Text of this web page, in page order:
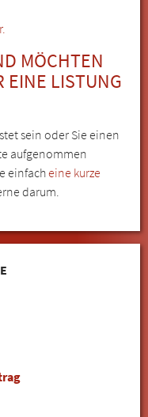
MÖCHTEN
EINE LISTUNG
sein oder Sie einen
aufgenommen
einfacheine kurze
darum.